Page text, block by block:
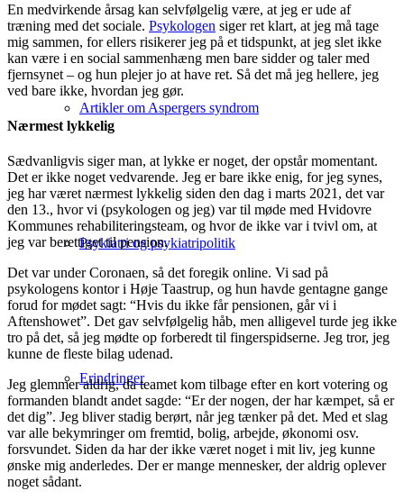
Artikler om Aspergers syndrom
Psykiatri og psykiatripolitik
Erindringer
En medvirkende årsag kan selvfølgelig være, at jeg er ude af
træning med det sociale. Psykologen siger ret klart, at jeg må tage
mig sammen, for ellers risikerer jeg på et tidspunkt, at jeg slet ikke
kan være i en social sammenhæng men bare sidder og taler med
fjernsynet – og hun plejer jo at have ret. Så det må jeg hellere, jeg
ved bare ikke, hvordan jeg gør.
Nærmest lykkelig
Sædvanligvis siger man, at lykke er noget, der opstår momentant.
Det er ikke noget vedvarende. Jeg er bare ikke enig, for jeg synes,
jeg har været nærmest lykkelig siden den dag i marts 2021, det var
den 13., hvor vi (psykologen og jeg) var til møde med Hvidovre
Kommunes rehabiliteringsteam, og hvor de ikke var i tvivl om, at
jeg var berettiget til pension.
Det var under Coronaen, så det foregik online. Vi sad på
psykologens kontor i Høje Taastrup, og hun havde gentagne gange
forud for mødet sagt: “Hvis du ikke får pensionen, går vi i
Aftenshowet”. Det gav selvfølgelig håb, men alligevel turde jeg ikke
tro på det, så jeg mødte op forberedt til fingerspidserne. Jeg tror, jeg
kunne de fleste bilag udenad.
Jeg glemmer aldrig, da teamet kom tilbage efter en kort votering og
formanden blandt andet sagde: “Er der nogen, der har kæmpet, så er
det dig”. Jeg bliver stadig berørt, når jeg tænker på det. Med et slag
var alle bekymringer om fremtid, bolig, arbejde, økonomi osv.
forsvundet. Siden da har der ikke været noget i mit liv, jeg kunne
ønske mig anderledes. Der er mange mennesker, der aldrig oplever
noget sådant.